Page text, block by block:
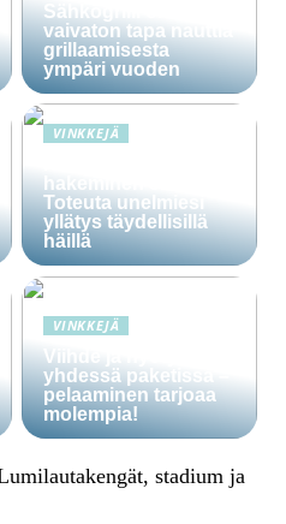
Sähkögrilli on
vaivaton tapa nauttia
grillaamisesta
ympäri vuoden
VINKKEJÄ
hakeminen salassa –
Toteuta unelmiesi
yllätys täydellisillä
häillä
VINKKEJÄ
Viihde ja hyöty
yhdessä paketissa –
pelaaminen tarjoaa
molempia!
stadium ja